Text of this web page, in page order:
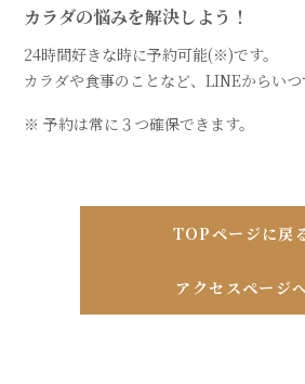
カラダの悩みを解決しよう！
24時間好きな時に予約可能(※)です。
カラダや食事のことなど、LINEからいつ
※ 予約は常に３つ確保できます。
TOPページに戻
アクセスページ